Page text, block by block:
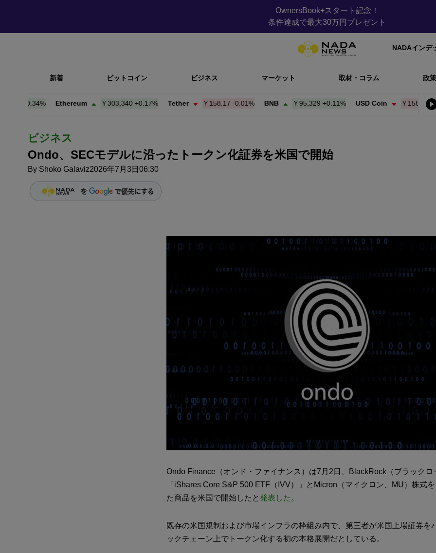
OwnersBook+スタート記念！
条件達成で最大30万円プレゼント
NADAインデ
新着 ビットコイン ビジネス マーケット 取材・コラム 政
Ethereum ￥303,319+ 0.16% Tether ￥158.17+0.00% BNB ￥95,342+ 0.13% USD Coin ￥158.27-0.01%
ビジネス
Ondo、SECモデルに沿ったトークン化証券を米国で開始
By Shoko Galaviz2026年7月3日06:30
Ondo Finance（オンド・ファイナンス）は7月2日、BlackRock（ブラックロ
「iShares Core S&P 500 ETF（IVV）」とMicron（マイクロン、MU）株式
た商品を米国で開始したと 発表した 。
既存の米国規制および市場インフラの枠組み内で、第三者が米国上場証券を
ックチェーン上でトークン化する初の本格展開だとしている。